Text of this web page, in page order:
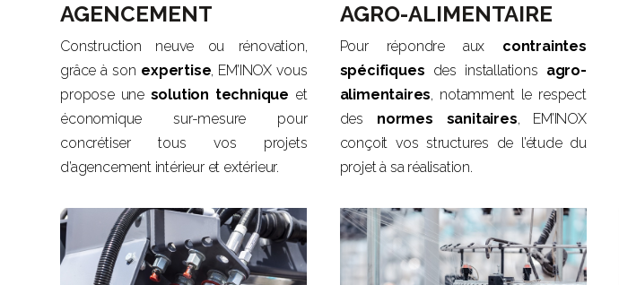
AGENCEMENT
Construction neuve ou rénovation,
grâce à son expertise, EM’INOX vous
propose une solution technique et
économique sur-mesure pour
concrétiser tous vos projets
d’agencement intérieur et extérieur.
AGRO-ALIMENTAIRE
Pour répondre aux contraintes
spécifiques des installations agro-
alimentaires, notamment le respect
des normes sanitaires, EM’INOX
conçoit vos structures de l’étude du
projet à sa réalisation.